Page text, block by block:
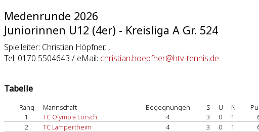
Medenrunde 2026
Juniorinnen U12 (4er) - Kreisliga A Gr. 524
Spielleiter: Christian Höpfner, ,
Tel: 0170 5504643 / eMail: christian.hoepfner@htv-tennis.de
Tabelle
Rang Mannschaft Begegnungen S U N
1
TC Olympia Lorsch 4 3 0 1
2
TC Lampertheim 4 3 0 1